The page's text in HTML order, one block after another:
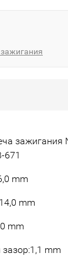
зажигания
671
mm
mm
mm
mm